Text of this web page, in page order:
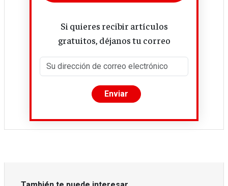
Si quieres recibir artículos
gratuitos, déjanos tu correo